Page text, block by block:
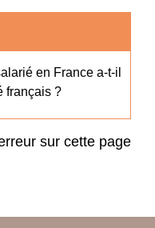
en France a-t-il
français ?
sur cette page